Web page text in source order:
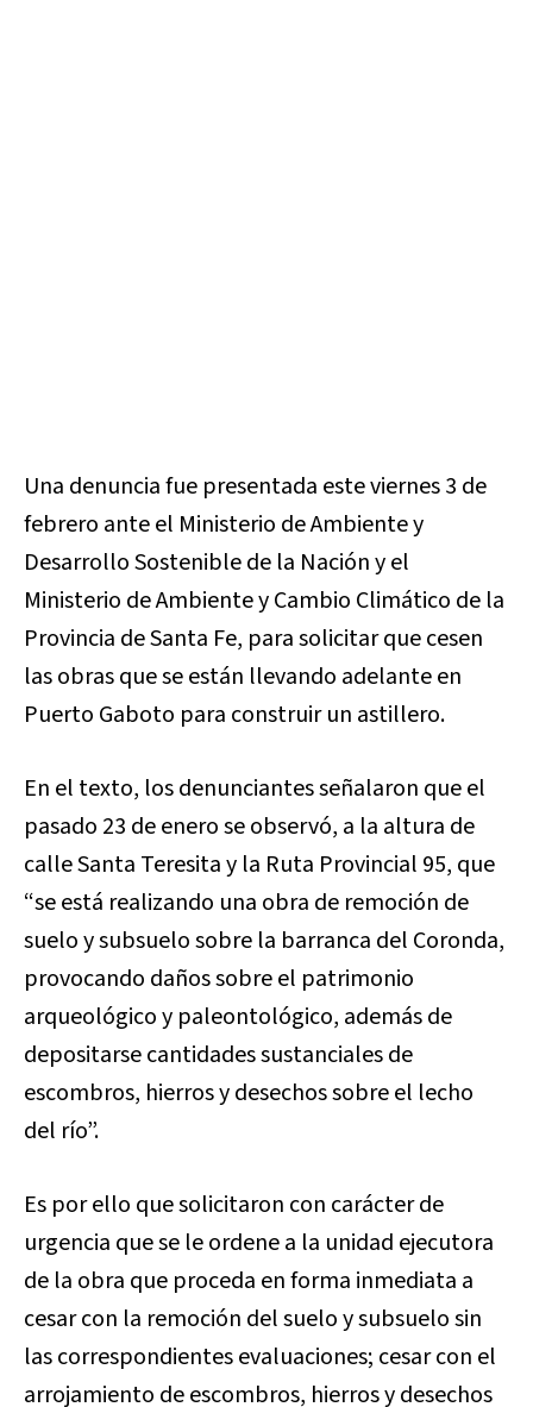
Una denuncia fue presentada este viernes 3 de
febrero ante el Ministerio de Ambiente y
Desarrollo Sostenible de la Nación y el
Ministerio de Ambiente y Cambio Climático de la
Provincia de Santa Fe, para solicitar que cesen
las obras que se están llevando adelante en
Puerto Gaboto para construir un astillero.
En el texto, los denunciantes señalaron que el
pasado 23 de enero se observó, a la altura de
calle Santa Teresita y la Ruta Provincial 95, que
“se está realizando una obra de remoción de
suelo y subsuelo sobre la barranca del Coronda,
provocando daños sobre el patrimonio
arqueológico y paleontológico, además de
depositarse cantidades sustanciales de
escombros, hierros y desechos sobre el lecho
del río”.
Es por ello que solicitaron con carácter de
urgencia que se le ordene a la unidad ejecutora
de la obra que proceda en forma inmediata a
cesar con la remoción del suelo y subsuelo sin
las correspondientes evaluaciones; cesar con el
arrojamiento de escombros, hierros y desechos